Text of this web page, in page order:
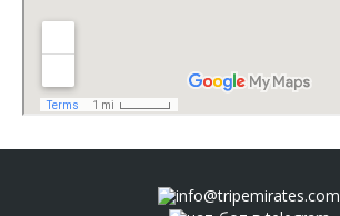
info@tripemirates.com